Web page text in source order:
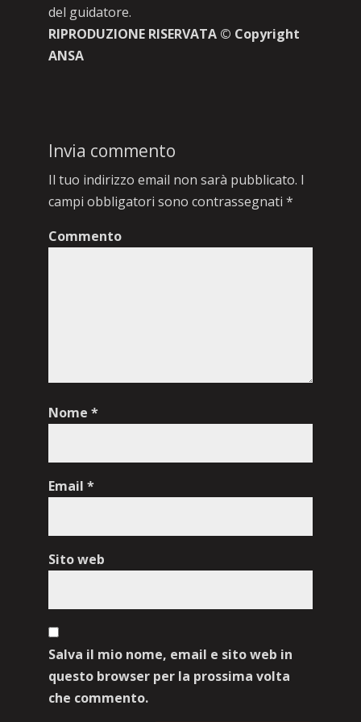
del guidatore.
RIPRODUZIONE RISERVATA © Copyright
ANSA
Invia commento
Il tuo indirizzo email non sarà pubblicato. I
campi obbligatori sono contrassegnati *
Commento
Nome *
Email *
Sito web
Salva il mio nome, email e sito web in
questo browser per la prossima volta
che commento.